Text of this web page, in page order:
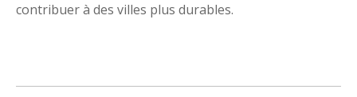
contribuer à des villes plus durables.